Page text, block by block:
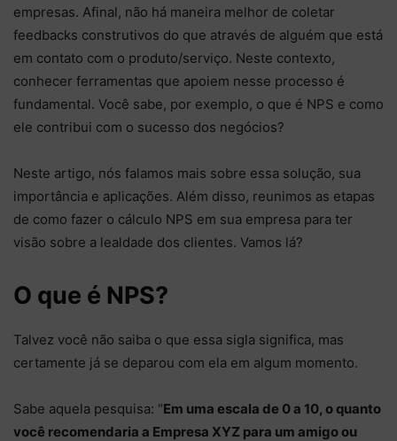
empresas. Afinal, não há maneira melhor de coletar
feedbacks construtivos do que através de alguém que está
em contato com o produto/serviço. Neste contexto,
conhecer ferramentas que apoiem nesse processo é
fundamental. Você sabe, por exemplo, o que é NPS e como
ele contribui com o sucesso dos negócios?
Neste artigo, nós falamos mais sobre essa solução, sua
importância e aplicações. Além disso, reunimos as etapas
de como fazer o cálculo NPS em sua empresa para ter
visão sobre a lealdade dos clientes. Vamos lá?
O que é NPS?
Talvez você não saiba o que essa sigla significa, mas
certamente já se deparou com ela em algum momento.
Sabe aquela pesquisa: “Em uma escala de 0 a 10, o quanto
você recomendaria a Empresa XYZ para um amigo ou